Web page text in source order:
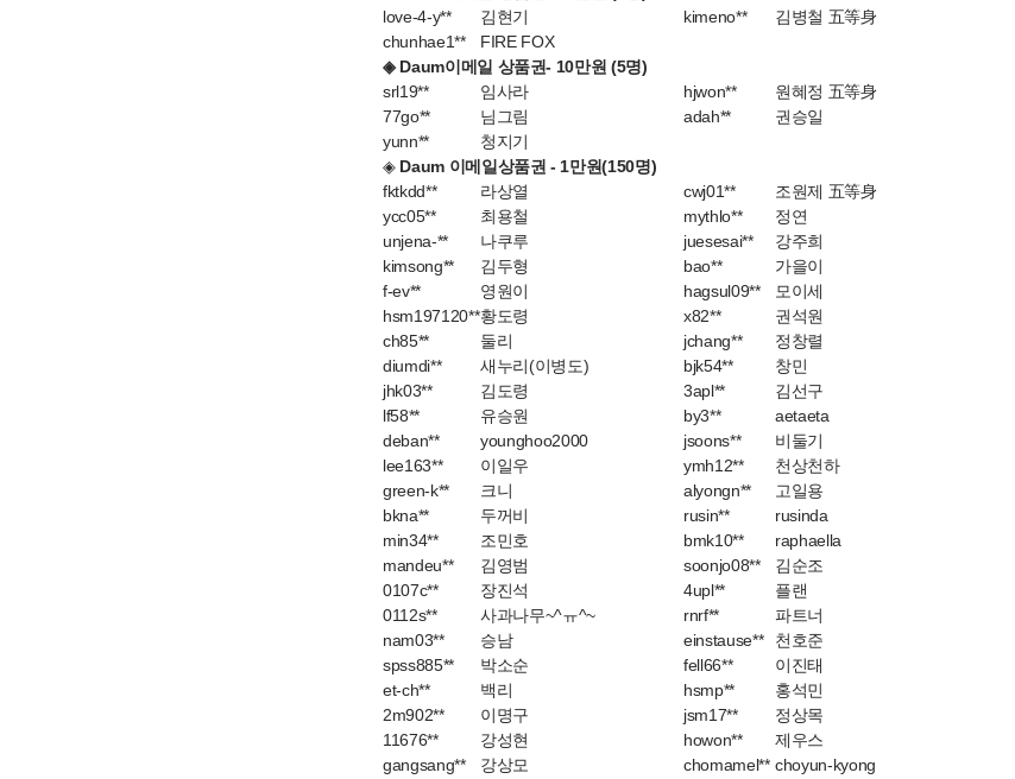
love-4-y**
김현기 kimeno**
김병철 五等身
chunhae1**
FIRE FOX
◈ Daum이메일 상품권- 10만원 (5명)
srl19**
임사라 hjwon**
원혜정 五等身
77go**
님그림 adah**
권승일
yunn**
청지기
◈ Daum 이메일상품권 - 1만원(150명)
fktkdd**
라상열 cwj01**
조원제 五等身
ycc05**
최용철 mythlo**
정연
unjena-**
나쿠루 juesesai**
강주희
kimsong**
김두형 bao**
가을이
f-ev**
영원이 hagsul09**
모이세
hsm197120**황도령 x82**
권석원
ch85**
둘리 jchang**
정창렬
diumdi**
새누리(이병도) bjk54**
창민
jhk03**
김도령 3apl**
김선구
lf58**
유승원 by3**
aetaeta
deban**
younghoo2000 jsoons**
비둘기
lee163**
이일우 ymh12**
천상천하
green-k**
크니 alyongn**
고일용
bkna**
두꺼비 rusin**
rusinda
min34**
조민호 bmk10**
raphaella
mandeu**
김영범 soonjo08**
김순조
0107c**
장진석 4upl**
플랜
0112s**
사과나무~^ㅠ^~ rnrf**
파트너
nam03**
승남 einstause**
천호준
spss885**
박소순 fell66**
이진태
et-ch**
백리 hsmp**
홍석민
2m902**
이명구 jsm17**
정상목
11676**
강성현 howon**
제우스
gangsang**
강상모 chomamel** choyun-kyong